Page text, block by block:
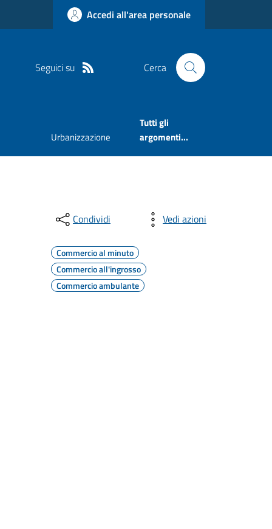
Accedi all'area personale
Seguici su Cerca
Urbanizzazione
Tutti gli
argomenti...
Condividi Vedi azioni
Commercio al minuto
Commercio all'ingrosso
Commercio ambulante